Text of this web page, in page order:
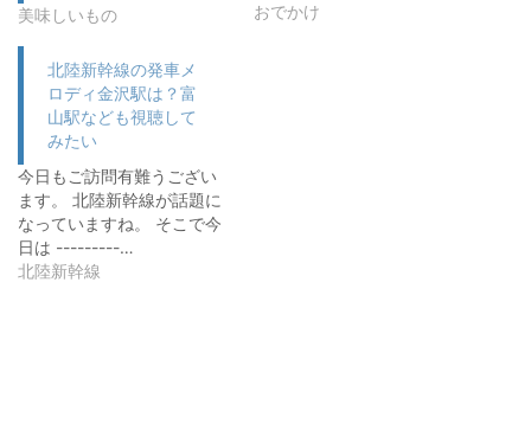
美味しいもの
おでかけ
北陸新幹線の発車メ
ロディ金沢駅は？富
山駅なども視聴して
みたい
今日もご訪問有難うござい
ます。 北陸新幹線が話題に
なっていますね。 そこで今
日は ---------…
北陸新幹線